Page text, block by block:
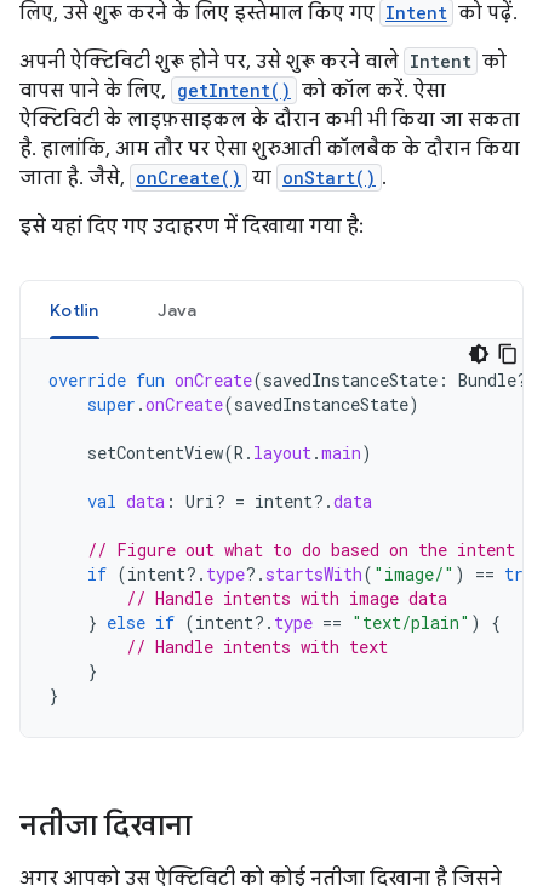
लिए, उसे शुरू करने के लिए इस्तेमाल किए गए Intent को पढ़ें.
अपनी ऐक्टिविटी शुरू होने पर, उसे शुरू करने वाले Intent को
वापस पाने के लिए, getIntent() को कॉल करें. ऐसा
ऐक्टिविटी के लाइफ़साइकल के दौरान कभी भी किया जा सकता
है. हालांकि, आम तौर पर ऐसा शुरुआती कॉलबैक के दौरान किया
जाता है. जैसे, onCreate() या onStart() .
इसे यहां दिए गए उदाहरण में दिखाया गया है:
Kotlin Java
override fun onCreate(savedInstanceState : Bundle?)
super .onCreate(savedInstanceState)
setContentView(R . layout.main)
val data : Uri? = intent?.data
// Figure out what to do based on the intent
if (intent?. type?. startsWith( "image/" ) == true
// Handle intents with image data
} else if (intent?. type == "text/plain" )
{
// Handle intents with text
}
}
नतीजा दिखाना
अगर आपको उस ऐक्टिविटी को कोई नतीजा दिखाना है जिसने